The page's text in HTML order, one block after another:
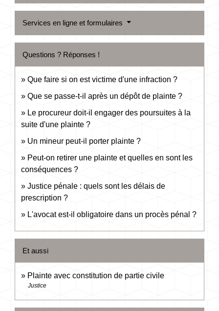
Services en ligne et formulaires
Questions ? Réponses !
Que faire si on est victime d'une infraction ?
Que se passe-t-il après un dépôt de plainte ?
Le procureur doit-il engager des poursuites à la
suite d'une plainte ?
Un mineur peut-il porter plainte ?
Peut-on retirer une plainte et quelles en sont les
conséquences ?
Justice pénale : quels sont les délais de
prescription ?
L'avocat est-il obligatoire dans un procès pénal ?
Et aussi
Plainte avec constitution de partie civile
Justice